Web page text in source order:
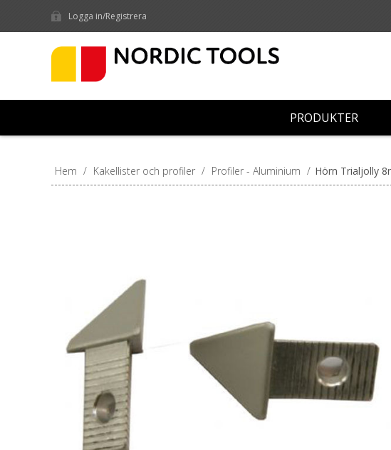
Logga in/Registrera
PRODUKTER
Hem / Kakellister och profiler / Profiler - Aluminium / Hörn Trialjolly